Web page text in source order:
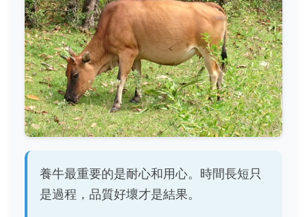
養牛最重要的是耐心和用心。時間長短只
是過程，品質好壞才是結果。